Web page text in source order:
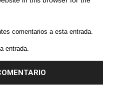
comentarios a esta entrada.
entrada.